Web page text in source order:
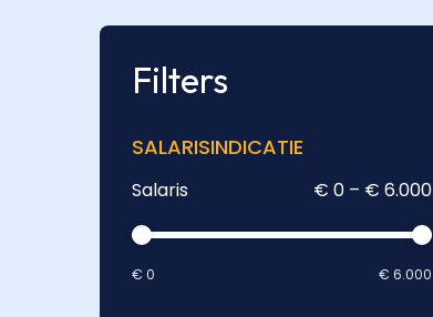
Filters
SALARISINDICATIE
Salaris € 0 – € 6.000
€ 0 € 6.000